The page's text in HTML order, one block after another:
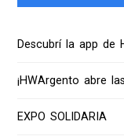
Descubrí la app de
¡HWArgento abre
EXPO SOLIDARIA